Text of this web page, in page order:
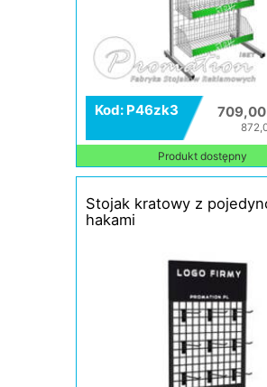
Kod: P46zk3 709,00
Produkt dostępny
Stojak kratowy z
hakami